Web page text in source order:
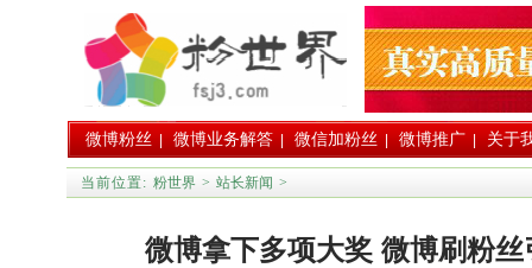
微博粉丝 微博业务解答 微信加粉丝 微博推广| 关于
当前位置: 粉世界 > 站长新闻 >
微博拿下多项大奖 微博刷粉